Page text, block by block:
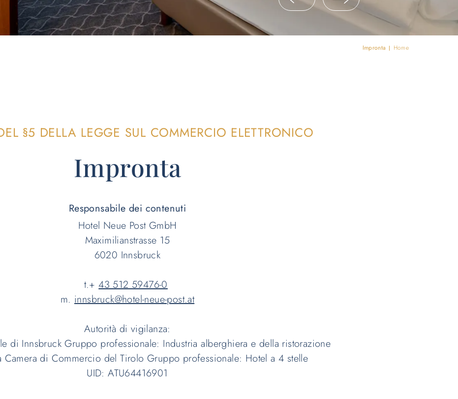
Home
Impronta
§5 DELLA LEGGE SUL COMMERCIO ELETTRONICO
Impronta
Responsabile dei contenuti
Hotel Neue Post GmbH
Maximilianstrasse 15
6020 Innsbruck
t.+43 512 59476-0
m. innsbruck@hotel-neue-post.at
Autorità di vigilanza:
di Innsbruck Gruppo professionale: Industria alberghiera e della ristorazione
Camera di Commercio del Tirolo Gruppo professionale: Hotel a 4 stelle
UID: ATU64416901